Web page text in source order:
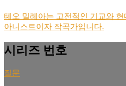
테오 밀레아는 고전적인 기교와
아니스트이자 작곡가입니다.
시리즈 번호
질문